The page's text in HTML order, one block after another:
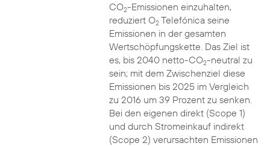
CO2-Emissionen einzuhalten,
reduziert O2Telefónica seine
Emissionen in der gesamten
Wertschöpfungskette. Das Ziel ist
es, bis 2040 netto-CO2-neutral zu
sein; mit dem Zwischenziel diese
Emissionen bis 2025 im Vergleich
zu 2016 um 39 Prozent zu senken.
Bei den eigenen direkt (Scope 1)
und durch Stromeinkauf indirekt
(Scope 2) verursachten Emissionen